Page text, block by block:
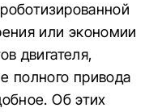
или экономии
двигателя,
полного привода
Об этих